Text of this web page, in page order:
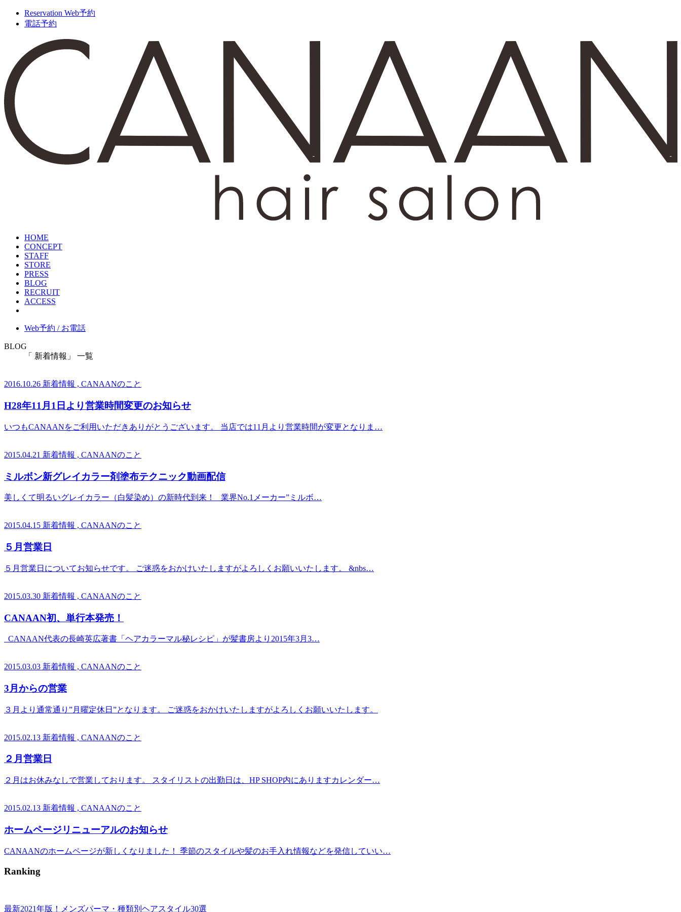
Reservation Web予約
電話予約
HOME
CONCEPT
STAFF
STORE
PRESS
BLOG
RECRUIT
ACCESS
Web予約 / お電話
BLOG
「 新着情報」 一覧
2016.10.26 新着情報 , CANAANのこと
H28年11月1日より営業時間変更のお知らせ
いつもCANAANをご利用いただきありがとうございます。 当店では11月より営業時間が変更となりま…
2015.04.21 新着情報 , CANAANのこと
ミルボン新グレイカラー剤塗布テクニック動画配信
美しくて明るいグレイカラー（白髪染め）の新時代到来！ 業界No.1メーカー”ミルボ…
2015.04.15 新着情報 , CANAANのこと
５月営業日
５月営業日についてお知らせです。 ご迷惑をおかけいたしますがよろしくお願いいたします。 &nbs…
2015.03.30 新着情報 , CANAANのこと
CANAAN初、単行本発売！
CANAAN代表の長崎英広著書「ヘアカラーマル秘レシピ」が髪書房より2015年3月3…
2015.03.03 新着情報 , CANAANのこと
3月からの営業
３月より通常通り”月曜定休日”となります。 ご迷惑をおかけいたしますがよろしくお願いいたします。
2015.02.13 新着情報 , CANAANのこと
２月営業日
２月はお休みなしで営業しております。 スタイリストの出勤日は、HP SHOP内にありますカレンダー…
2015.02.13 新着情報 , CANAANのこと
ホームページリニューアルのお知らせ
CANAANのホームページが新しくなりました！ 季節のスタイルや髪のお手入れ情報などを発信していい…
Ranking
最新2021年版！メンズパーマ・種類別ヘアスタイル30選